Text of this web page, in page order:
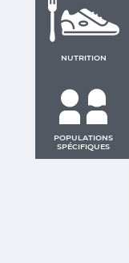
NUTRITION
POPULATIONS
SPÉCIFIQUES